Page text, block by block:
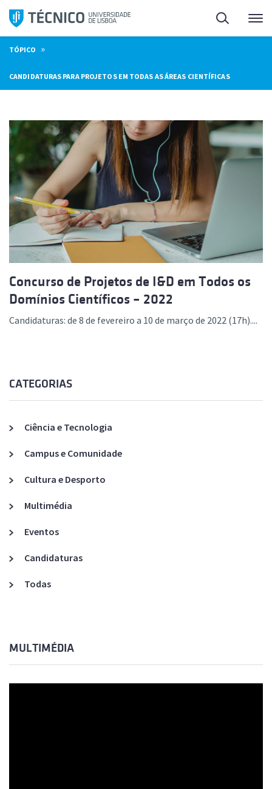
Saltar
para
o
conteúdo
Pesquisa
TÓPICO »
CANDIDATURAS PARA PROJETOS EM TODAS AS ÁREAS CIENTÍFICAS
Concurso de Projetos de I&D em Todos os
Domínios Científicos – 2022
Candidaturas: de 8 de fevereiro a 10 de março de 2022 (17h)....
CATEGORIAS
Ciência e Tecnologia
Campus e Comunidade
Cultura e Desporto
Multimédia
Eventos
Candidaturas
Todas
MULTIMÉDIA